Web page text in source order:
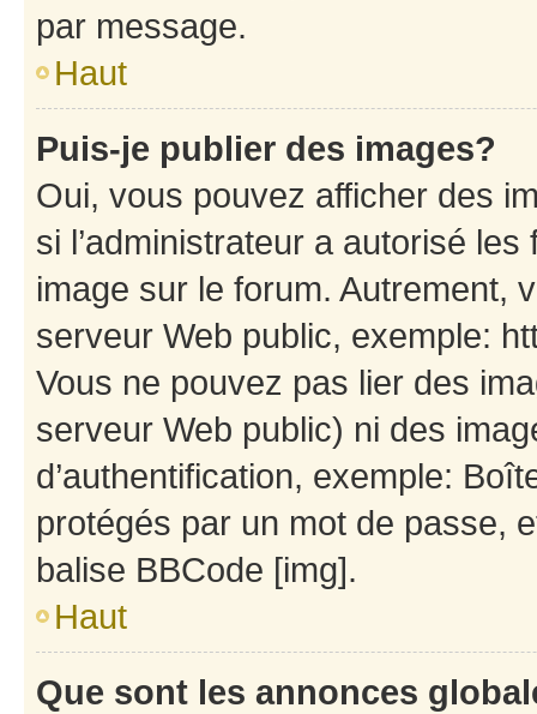
par message.
Haut
Puis-je publier des images?
Oui, vous pouvez afficher des
si l’administrateur a autorisé
image sur le forum. Autrement,
serveur Web public, exemple:
Vous ne pouvez pas lier des
serveur Web public) ni des
d’authentification, exemple:
protégés par un mot de passe,
balise BBCode [img].
Haut
Que sont les annonces